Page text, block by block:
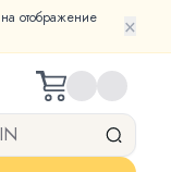
отображение
×